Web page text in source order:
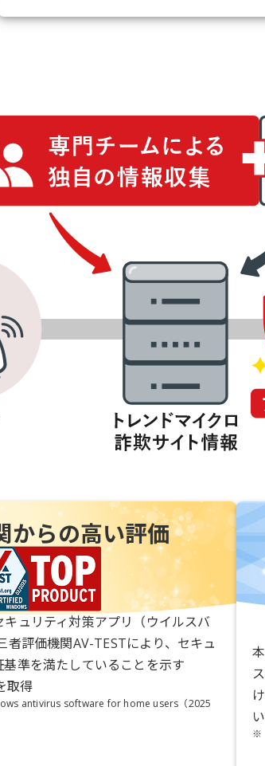
からの高い評価
ュリティ対策アプリ（ウイルスバ
者評価機関AV-TESTにより、セキュ
準を満たしていることを示す
取得
antivirus software for home users（2025
※